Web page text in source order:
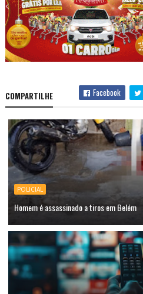
COMPARTILHE Facebook
POLICIAL
Homem é assassinado a tiros em Belém